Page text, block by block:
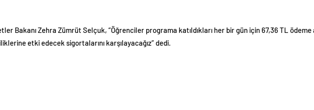
Bakanı Zehra Zümrüt Selçuk, “Öğrenciler programa katıldıkları her bir gün için 67,36 TL ödeme
etki edecek sigortalarını karşılayacağız” dedi.